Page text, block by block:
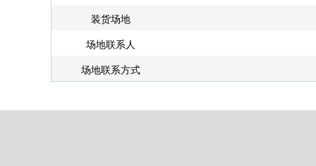
装货场地
场地联系人
场地联系方式